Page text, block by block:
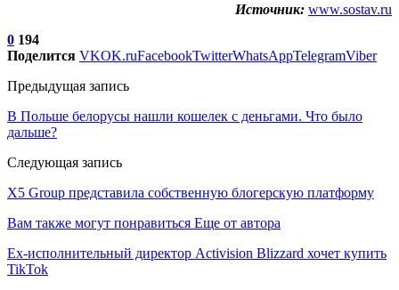
Источник: www.sostav.ru
0 194
Поделится VKOK.ruFacebookTwitterWhatsAppTelegramViber
Предыдущая запись
В Польше белорусы нашли кошелек с деньгами. Что было
дальше?
Следующая запись
X5 Group представила собственную блогерскую платформу
Вам также могут понравиться Еще от автора
Ex-исполнительный директор Activision Blizzard хочет купить
TikTok